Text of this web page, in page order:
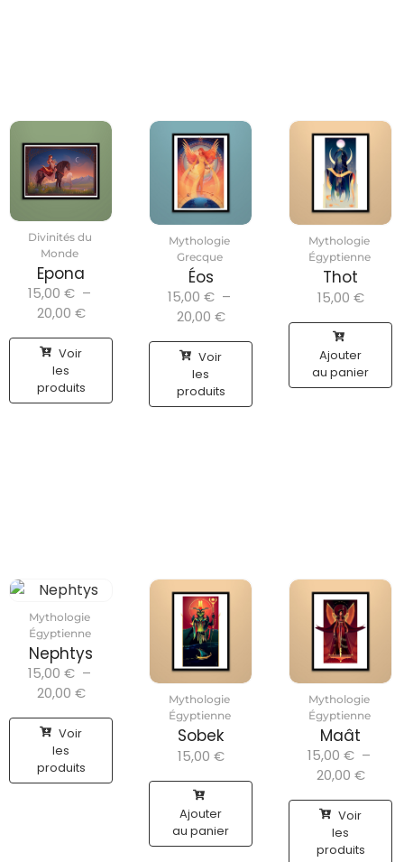
Divinités du
Monde
Epona
15,00 € –
20,00 €
Voir
les
produits
Mythologie
Grecque
Éos
15,00 € –
20,00 €
Voir
les
produits
Mythologie
Égyptienne
Thot
15,00 €
Ajouter
au panier
Mythologie
Égyptienne
Nephtys
15,00 € –
20,00 €
Voir
les
produits
Mythologie
Égyptienne
Sobek
15,00 €
Ajouter
au panier
Mythologie
Égyptienne
Maât
15,00 € –
20,00 €
Voir
les
produits